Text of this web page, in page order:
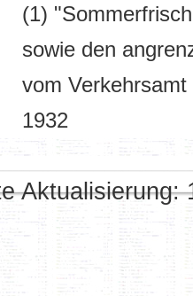
(1)
sowie den
vom
1932
Aktualisierung: